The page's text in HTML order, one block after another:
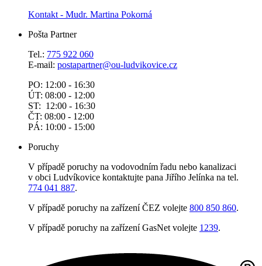
Kontakt - Mudr. Martina Pokorná
Pošta Partner
Tel.: 775 922 060
E-mail: postapartner@ou-ludvikovice.cz
PO: 12:00 - 16:30
ÚT: 08:00 - 12:00
ST: 12:00 - 16:30
ČT: 08:00 - 12:00
PÁ: 10:00 - 15:00
Poruchy
V případě poruchy na vodovodním řadu nebo kanalizaci
v obci Ludvíkovice kontaktujte pana Jiřího Jelínka na tel.
774 041 887.
V případě poruchy na zařízení ČEZ volejte 800 850 860.
V případě poruchy na zařízení GasNet volejte 1239.